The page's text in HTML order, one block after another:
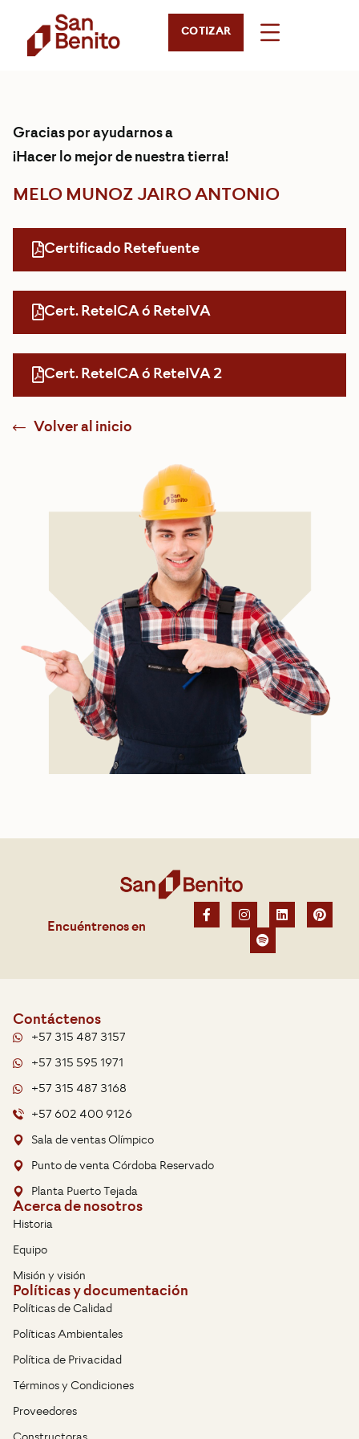
COTIZAR
Gracias por ayudarnos a
¡Hacer lo mejor de nuestra tierra!
MELO MUNOZ JAIRO ANTONIO
Certificado Retefuente
Cert. ReteICA ó ReteIVA
Cert. ReteICA ó ReteIVA 2
Volver al inicio
Encuéntrenos en
Contáctenos
+57 315 487 3157
+57 315 595 1971
+57 315 487 3168
+57 602 400 9126
Sala de ventas Olímpico
Punto de venta Córdoba Reservado
Planta Puerto Tejada
Acerca de nosotros
Historia
Equipo
Misión y visión
Políticas y documentación
Políticas de Calidad
Políticas Ambientales
Política de Privacidad
Términos y Condiciones
Proveedores